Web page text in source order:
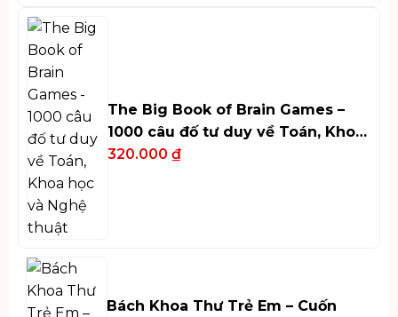
The Big Book of Brain Games –
1000 câu đố tư duy về Toán, Khoa
học và Nghệ thuật
320.000 ₫
Bách Khoa Thư Trẻ Em – Cuốn